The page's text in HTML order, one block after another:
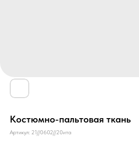
Костюмно-пальтовая ткань
Артикул: 21//0602//20ита